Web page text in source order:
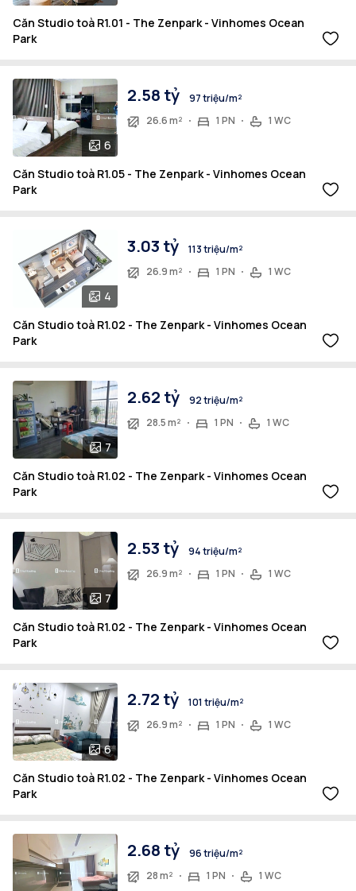
Căn Studio toà R1.01 - The Zenpark - Vinhomes Ocean
Park
6
2.58 tỷ
97 triệu/m²
26.6 m²
1 PN 1 WC
Căn Studio toà R1.05 - The Zenpark - Vinhomes Ocean
Park
4
3.03 tỷ
113 triệu/m²
26.9 m²
1 PN 1 WC
Căn Studio toà R1.02 - The Zenpark - Vinhomes Ocean
Park
7
2.62 tỷ
92 triệu/m²
28.5 m²
1 PN 1 WC
Căn Studio toà R1.02 - The Zenpark - Vinhomes Ocean
Park
7
2.53 tỷ
94 triệu/m²
26.9 m²
1 PN 1 WC
Căn Studio toà R1.02 - The Zenpark - Vinhomes Ocean
Park
6
2.72 tỷ
101 triệu/m²
26.9 m²
1 PN 1 WC
Căn Studio toà R1.02 - The Zenpark - Vinhomes Ocean
Park
2.68 tỷ
96 triệu/m²
28 m²
1 PN 1 WC